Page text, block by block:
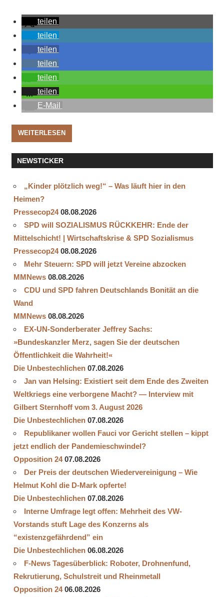
teilen
teilen
teilen
teilen
teilen
teilen
E-Mail
WEITERLESEN
NEWSTICKER
„Kinder plötzlich weg!“ – Was läuft hier in den
Heimen?
Pressecop24 08.08.2026
SPD will SOZIALISMUS RÜCKKEHR: Ende der
Mittelschicht! | Wirtschaftskrise & SPD Sozialismus
Pressecop24 08.08.2026
Mehr Steuern: SPD will jetzt Vereine abzocken
MMNews 08.08.2026
CDU und SPD fahren Deutschlands Bonität an die
Wand
MMNews 08.08.2026
EX-UN-Sonderberater Jeffrey Sachs:
»Bundeskanzler Merz, sagen Sie der deutschen
Öffentlichkeit die Wahrheit!«
Die Unbestechlichen 07.08.2026
Jan van Helsing: Existiert seit dem Ende des Zweiten
Weltkriegs eine verborgene Macht? — Interview mit
Gilbert Sternhoff vom 3. August 2026
Die Unbestechlichen 07.08.2026
Republikaner wollen Fauci vor Gericht stellen – kippt
jetzt endlich der Pandemieschwindel?
Opposition 24 07.08.2026
Der Preis der deutschen Wiedervereinigung – Wie
Helmut Kohl die D‑Mark opferte!
Die Unbestechlichen 07.08.2026
Interne Umfrage legt offen: Mehrheit des VW-
Vorstands stuft Lage des Konzerns als
“existenzgefährdend” ein
Die Unbestechlichen 06.08.2026
F-News Tagesüberblick: Roboter, Drohnenfund,
Rekrutierung, Schulstreit und Rheinmetall
Opposition 24 06.08.2026